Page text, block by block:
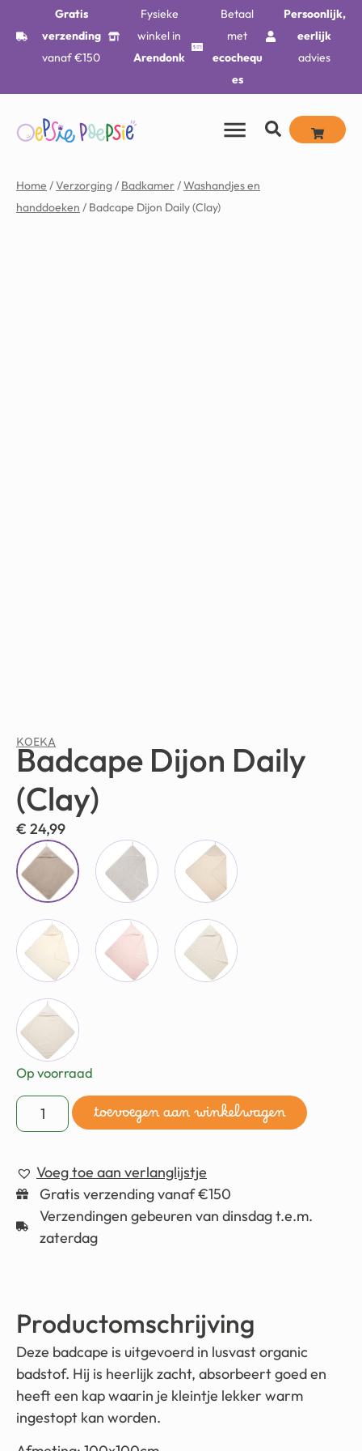
Gratis
verzending
vanaf €150
Fysieke
winkel in
Arendonk
Betaal
met
ecochequ
es
Persoonlijk,
eerlijk
advies
Home /Verzorging/ Badkamer/Washandjes en
handdoeken / Badcape Dijon Daily (Clay)
KOEKA
Badcape Dijon Daily
(Clay)
€ 24,99
Op voorraad
toevoegen aan winkelwagen
Voeg toe aan verlanglijstje
Gratis verzending vanaf €150
Verzendingen gebeuren van dinsdag t.e.m.
zaterdag
Productomschrijving
Deze badcape is uitgevoerd in lusvast organic
badstof. Hij is heerlijk zacht, absorbeert goed en
heeft een kap waarin je kleintje lekker warm
ingestopt kan worden.